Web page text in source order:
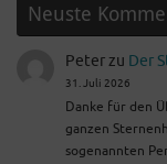
Neuste
Peterzu Der
31. Juli 2026
Danke für den
ganzen
sogenannten